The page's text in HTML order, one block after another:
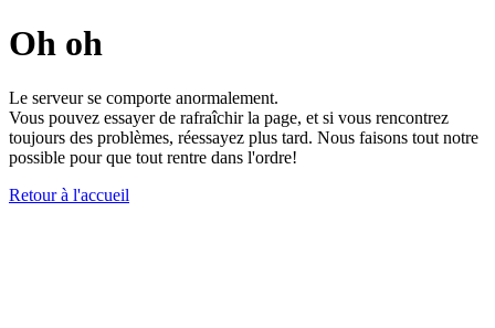
Oh oh
Le serveur se comporte anormalement.
Vous pouvez essayer de rafraîchir la page, et si vous rencontrez
toujours des problèmes, réessayez plus tard. Nous faisons tout notre
possible pour que tout rentre dans l'ordre!
Retour à l'accueil